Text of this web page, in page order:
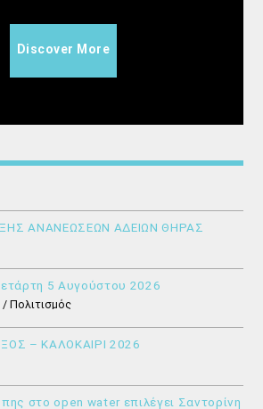
Discover More
ΑΝΑΝΕΩΣΕΩΝ ΑΔΕΙΩΝ ΘΗΡΑΣ
5 Αυγούστου 2026
Πολιτισμός
– ΚΑΛΟΚΑΙΡΙ 2026
στο open water επιλέγει Σαντορίνη